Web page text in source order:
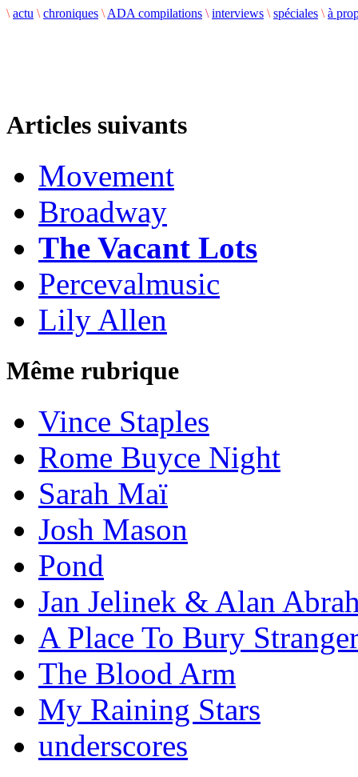
\ actu \ chroniques \ ADA compilations \ interviews \ spéciales \ à
Articles suivants
Movement
Broadway
The Vacant Lots
Percevalmusic
Lily Allen
Même rubrique
Vince Staples
Rome Buyce Night
Sarah Maï
Josh Mason
Pond
Jan Jelinek & Alan
A Place To Bury
The Blood Arm
My Raining Stars
underscores